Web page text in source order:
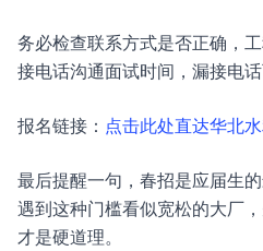
务必检查联系方式是否正确，
接电话沟通面试时间，漏接电话
报名链接： 点击此处直达华北
最后提醒一句，春招是应届生
遇到这种门槛看似宽松的大厂
才是硬道理。